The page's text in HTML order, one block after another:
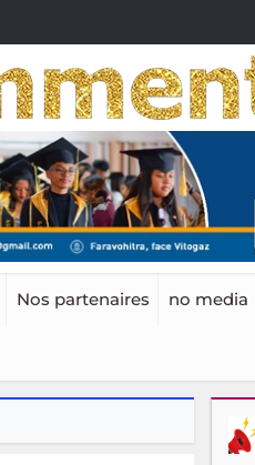
Nos partenaires no media